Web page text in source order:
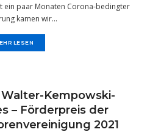
ein paar Monaten Corona-bedingter
kamen wir...
LESEN
Kempowski-
– Förderpreis der
2021